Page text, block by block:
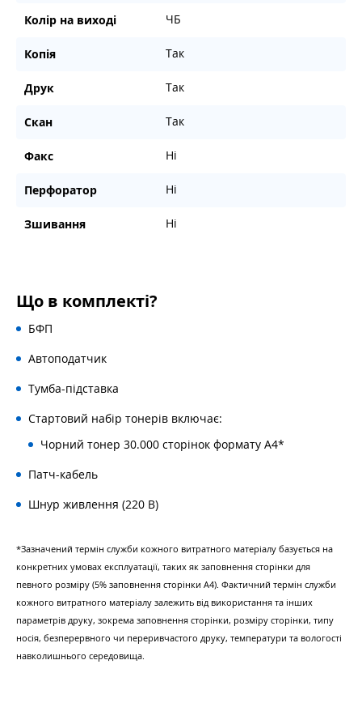
Колір на виході ЧБ
Копія Так
Друк Так
Скан Так
Факс Ні
Перфоратор Ні
Зшивання Ні
Що в комплекті?
БФП
Автоподатчик
Тумба-підставка
Стартовий набір тонерів включає:
Чорний тонер 30.000 сторінок формату А4*
Патч-кабель
Шнур живлення (220 В)
*Зазначений термін служби кожного витратного матеріалу базується на
конкретних умовах експлуатації, таких як заповнення сторінки для
певного розміру (5% заповнення сторінки А4). Фактичний термін служби
кожного витратного матеріалу залежить від використання та інших
параметрів друку, зокрема заповнення сторінки, розміру сторінки, типу
носія, безперервного чи переривчастого друку, температури та вологості
навколишнього середовища.